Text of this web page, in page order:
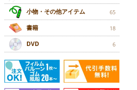
小物・その他アイテム 65
書籍 18
DVD 6